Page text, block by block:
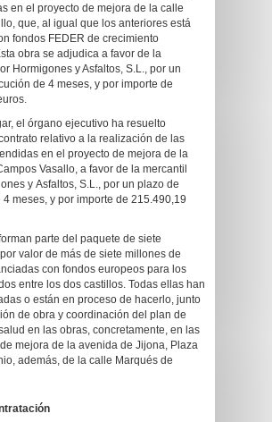
en el proyecto de mejora de la calle
que, al igual que los anteriores está
fondos FEDER de crecimiento
obra se adjudica a favor de la
Hormigones y Asfaltos, S.L., por un
de 4 meses, y por importe de
el órgano ejecutivo ha resuelto
relativo a la realización de las
en el proyecto de mejora de la
Vasallo, a favor de la mercantil
y Asfaltos, S.L., por un plazo de
meses, y por importe de 215.490,19
parte del paquete de siete
valor de más de siete millones de
con fondos europeos para los
entre los dos castillos. Todas ellas han
o están en proceso de hacerlo, junto
de obra y coordinación del plan de
en las obras, concretamente, en las
mejora de la avenida de Jijona, Plaza
además, de la calle Marqués de